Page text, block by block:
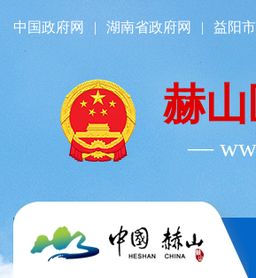
中国政府网 | 湖南省政府网 | 益阳
赫
―